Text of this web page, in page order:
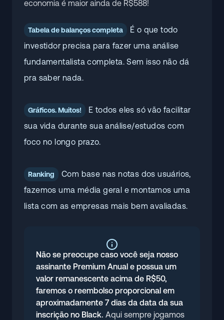
economia é maior ainda de R$588!
Tabela de balanços completa
É o que todo
investidor precisa para fazer uma análise
fundamentalista completa. Sem isso não dá
pra saber nada.
Gráficos. Muitos!
E todos eles só vão facilitar
sua vida durante sua análise/estudos com
foco no longo prazo.
Ranking
Com base nas notas dos usuários,
fazemos uma média geral e montamos uma
lista com as empresas mais bem avaliadas.
Não se preocupe caso você seja nosso
assinante Premium Anual e possua um
valor remanescente acima de R$50,
faremos o reembolso proporcional em
aproximadamente 7 dias da data da sua
inscrição no Black. Aqui sempre jogamos